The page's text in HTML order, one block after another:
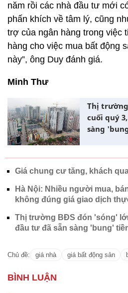
năm rồi các nhà đầu tư mới
phấn khích về tâm lý, cũng
trợ của ngân hàng trong việc
hàng cho việc mua bất động
này”, ông Duy đánh giá.
Minh Thư
Thị
cuối quý
sàng
Giá chung cư tăng, khách
Hà Nội: Nhiều người mua,
không đúng giá giao dịch
Thị trường BĐS đón 'sóng'
đầu tư đã sẵn sàng 'bung'
Chủ đề: giá nhà giá bất động sản